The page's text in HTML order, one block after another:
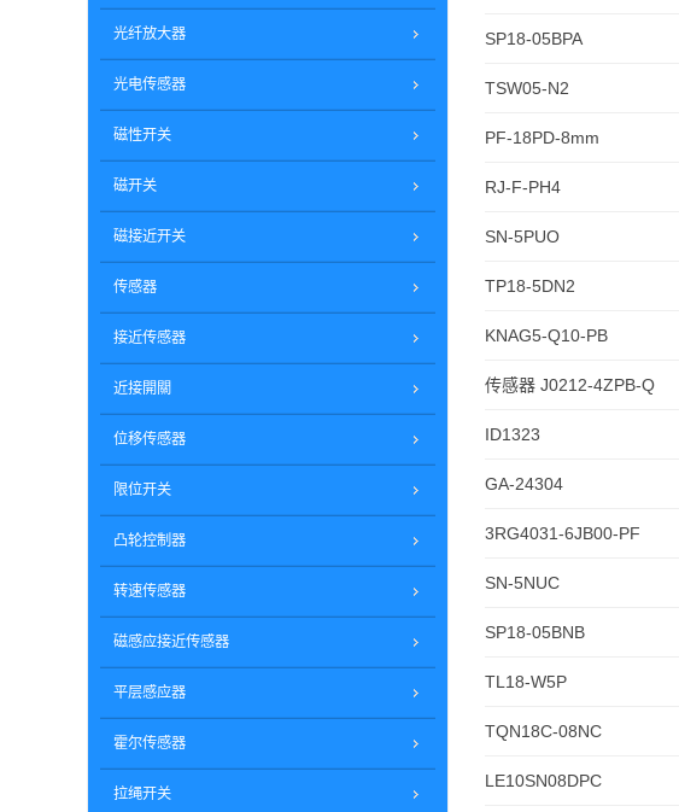
SP18-05BPA
TSW05-N2
PF-18PD-8mm
RJ-F-PH4
SN-5PUO
TP18-5DN2
KNAG5-Q10-PB
传感器 J0212-4ZPB-Q
ID1323
GA-24304
3RG4031-6JB00-PF
SN-5NUC
SP18-05BNB
TL18-W5P
TQN18C-08NC
LE10SN08DPC
光纤放大器
光电传感器
磁性开关
磁开关
磁接近开关
传感器
接近传感器
近接開關
位移传感器
限位开关
凸轮控制器
转速传感器
磁感应接近传感器
平层感应器
霍尔传感器
拉绳开关